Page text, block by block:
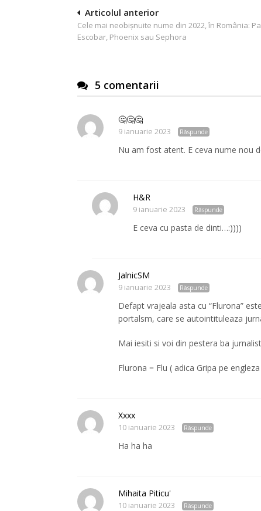
Navigare
în
Articolul anterior
Cele mai neobișnuite nume din 2022, în România:
Escobar, Phoenix sau Sephora
5 comentarii
🤔🤔🤔
9 ianuarie 2023 Răspunde
Nu am fost atent. E ceva nume nou
H&R
9 ianuarie 2023 Răspunde
E ceva cu pasta de dinti…:))))
JalnicSM
9 ianuarie 2023 Răspunde
Defapt vrajeala asta cu “Flurona”
portalsm, care se autointituleaza
Mai iesiti si voi din pestera ba
Flurona = Flu ( adica Gripa pe
Xxxx
10 ianuarie 2023 Răspunde
Ha ha ha
Mihaita Piticu'
10 ianuarie 2023 Răspunde